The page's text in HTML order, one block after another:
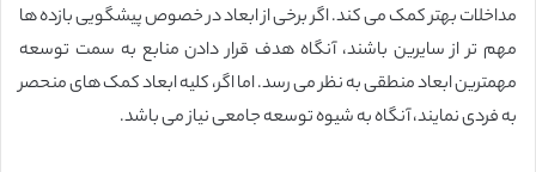
مداخلات بهتر کمک می کند. اگر برخی از ابعاد در خصوص پیشگویی بازده ها
مهم تر از سایرین باشند، آنگاه هدف قرار دادن منابع به سمت توسعه
مهمترین ابعاد منطقی به نظر می رسد. اما اگر، کلیه ابعاد کمک های منحصر
به فردی نمایند، آنگاه به شیوه توسعه جامعی نیاز می باشد.